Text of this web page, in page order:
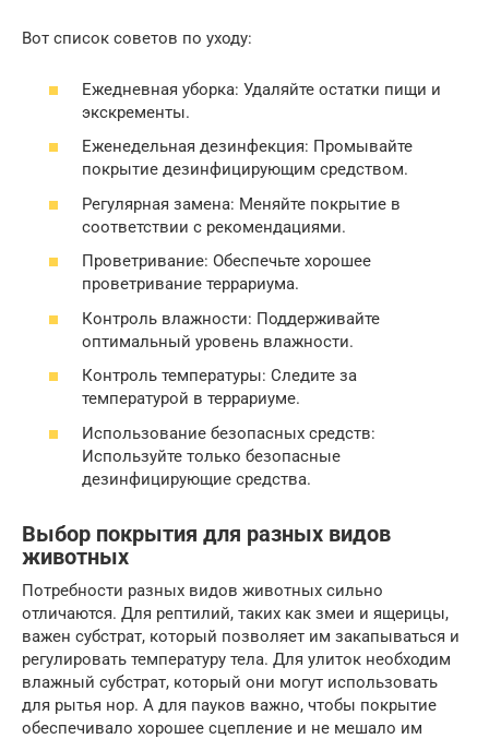
Вот список советов по уходу:
Ежедневная уборка: Удаляйте остатки пищи и
экскременты.
Еженедельная дезинфекция: Промывайте
покрытие дезинфицирующим средством.
Регулярная замена: Меняйте покрытие в
соответствии с рекомендациями.
Проветривание: Обеспечьте хорошее
проветривание террариума.
Контроль влажности: Поддерживайте
оптимальный уровень влажности.
Контроль температуры: Следите за
температурой в террариуме.
Использование безопасных средств:
Используйте только безопасные
дезинфицирующие средства.
Выбор покрытия для разных видов
животных
Потребности разных видов животных сильно
отличаются. Для рептилий, таких как змеи и ящерицы,
важен субстрат, который позволяет им закапываться и
регулировать температуру тела. Для улиток необходим
влажный субстрат, который они могут использовать
для рытья нор. А для пауков важно, чтобы покрытие
обеспечивало хорошее сцепление и не мешало им